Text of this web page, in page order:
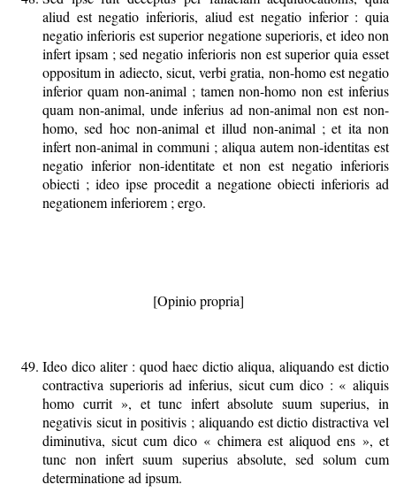
aliud est negatio inferioris, aliud est negatio inferior : quia
negatio inferioris est superior negatione superioris, et ideo non
infert ipsam ; sed negatio inferioris non est superior quia esset
oppositum in adiecto, sicut, verbi gratia, non-homo est negatio
inferior quam non-animal ; tamen non-homo non est inferius
quam non-animal, unde inferius ad non-animal non est non-
homo, sed hoc non-animal et illud non-animal ; et ita non
infert non-animal in communi ; aliqua autem non-identitas est
negatio inferior non-identitate et non est negatio inferioris
obiecti ; ideo ipse procedit a negatione obiecti inferioris ad
negationem inferiorem ; ergo.
[Opinio propria]
Ideo dico aliter : quod haec dictio aliqua, aliquando est dictio
contractiva superioris ad inferius, sicut cum dico : « aliquis
homo currit », et tunc infert absolute suum superius, in
negativis sicut in positivis ; aliquando est dictio distractiva vel
diminutiva, sicut cum dico « chimera est aliquod ens », et
tunc non infert suum superius absolute, sed solum cum
determinatione ad ipsum.